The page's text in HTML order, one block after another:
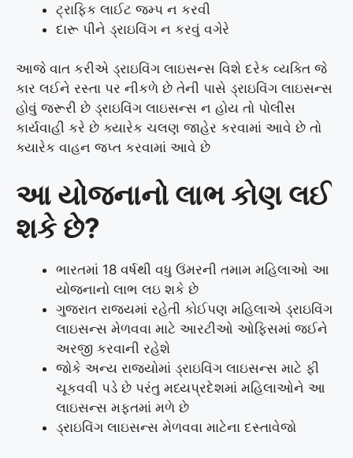
ટ્રાફિક લાઈટ જમ્પ ન કરવી
દારૂ પીને ડ્રાઇવિંગ ન કરવું વગેરે
આજે વાત કરીએ ડ્રાઇવિંગ લાઇસન્સ વિશે દરેક વ્યક્તિ જે
કાર લઈને રસ્તા પર નીકળે છે તેની પાસે ડ્રાઇવિંગ લાઇસન્સ
હોવું જરૂરી છે ડ્રાઇવિંગ લાઇસન્સ ન હોય તો પોલીસ
કાર્યવાહી કરે છે ક્યારેક ચલણ જાહેર કરવામાં આવે છે તો
ક્યારેક વાહન જપ્ત કરવામાં આવે છે
આ યોજનાનો લાભ કોણ લઈ
શકે છે?
ભારતમાં 18 વર્ષથી વધુ ઉંમરની તમામ મહિલાઓ આ
યોજનાનો લાભ લઇ શકે છે
ગુજરાત રાજ્યમાં રહેતી કોઈપણ મહિલાએ ડ્રાઇવિંગ
લાઇસન્સ મેળવવા માટે આરટીઓ ઓફિસમાં જઈને
અરજી કરવાની રહેશે
જોકે અન્ય રાજ્યોમાં ડ્રાઇવિંગ લાઇસન્સ માટે ફી
ચૂકવવી પડે છે પરંતુ મધ્યપ્રદેશમાં મહિલાઓને આ
લાઇસન્સ મફતમાં મળે છે
ડ્રાઇવિંગ લાઇસન્સ મેળવવા માટેના દસ્તાવેજો